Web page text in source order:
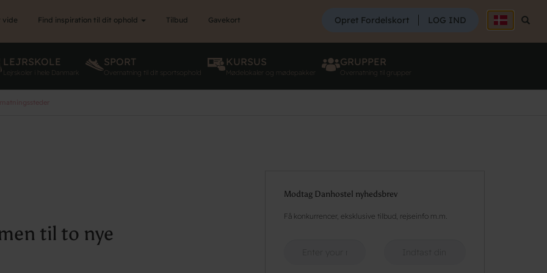
SØG
Søg
Opret Fordelskort LOG IND
vide Find inspiration til dit ophold Tilbud Gavekort
LEJRSKOLE
Lejrskoler i hele Danmark
SPORT
Overnatning til dit sportsophold
KURSUS
Mødelokaler og mødepakker
GRUPPER
Overnatning til grupper
til to nye
Modtag Danhostel nyhedsbrev
Få konkurrencer, eksklusive tilbud, rejseinfo m.m.